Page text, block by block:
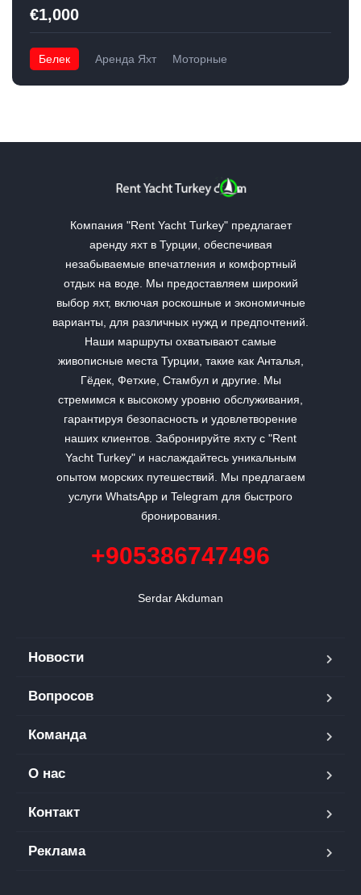
€1,000
Белек Аренда Яхт Моторные
Компания "Rent Yacht Turkey" предлагает
аренду яхт в Турции, обеспечивая
незабываемые впечатления и комфортный
отдых на воде. Мы предоставляем широкий
выбор яхт, включая роскошные и экономичные
варианты, для различных нужд и предпочтений.
Наши маршруты охватывают самые
живописные места Турции, такие как Анталья,
Гёдек, Фетхие, Стамбул и другие. Мы
стремимся к высокому уровню обслуживания,
гарантируя безопасность и удовлетворение
наших клиентов. Забронируйте яхту с "Rent
Yacht Turkey" и наслаждайтесь уникальным
опытом морских путешествий. Мы предлагаем
услуги WhatsApp и Telegram для быстрого
бронирования.
+905386747496
Serdar Akduman
Новости
Вопросов
Команда
О нас
Контакт
Реклама